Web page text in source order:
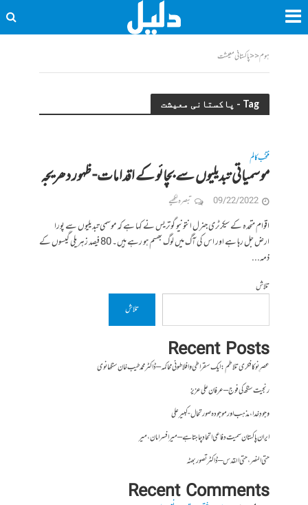
ہوم<<پاکستانی معیشت
Tag - پاکستانی معیشت
منتخب کالم
موسمیاتی تبدیلیوں سے بچائو کے اقدامات- ظہور دھریجہ
09/22/2022 تبصرہ لکھیے
اقوام متحدہ کے سیکرٹری جنرل انتونیو گوتریس نے کہا ہے کہ موسمی تبدیلیوں سے پورا
ارض جل رہا ہے اور اس کی آگ میں لوگ بھسم ہو رہے ہیں۔ 80 فیصد زہریلی گیسوں کے
ذمہ...
تلاش
تلاش
Recent Posts
عصرِ نو کا فکری تلاطم: ایک سقراطی و افلاطونی محاکمہ – ڈاکٹر محمد طیب خان سنگھانوی
رنجیت سنگھ کی فوج – عرفان علی عزیز
وجودِ خدا، مذہب اور موجودہ صورتحال- کبیر علی
ایران پاکستان سمیت دفاعی اتحاد چاہتا ہے – میر افسر امان،میر
حتی النصر ، حتی القدس – ڈاکٹر تصور بھٹہ
Recent Comments